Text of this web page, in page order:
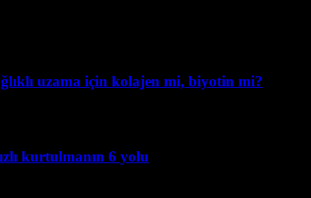
uzama için kolajen mi, biyotin mi?
kurtulmanın 6 yolu